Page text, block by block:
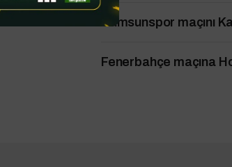
Samsunspor maçını
Fenerbahçe maçına